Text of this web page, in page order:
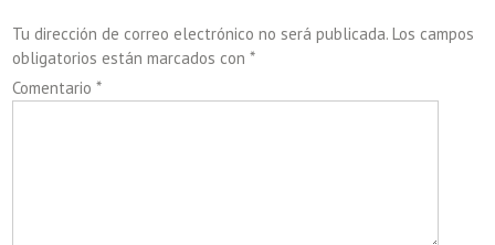
Tu dirección de correo electrónico no será publicada. Los campos
obligatorios están marcados con*
Comentario*